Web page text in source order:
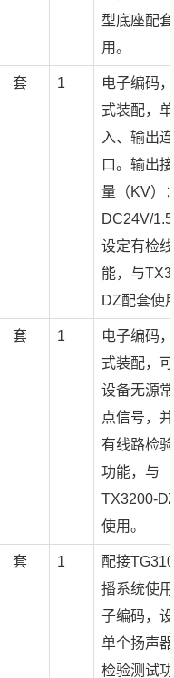
型底座配
用。
套 1
电子编码
式装配，
入、输出
口。输出
量（KV）
DC24V/
设定有检
能，与
DZ配套使
套 1
电子编码
式装配，
设备无源
点信号，
有线路检
功能，与
TX3200-
使用。
套 1
配接
播系统使
子编码，
单个扬声
检验测试